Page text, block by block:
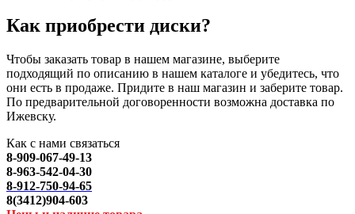
Как приобрести диски?
Чтобы заказать товар в нашем магазине, выберите
подходящий по описанию в нашем каталоге и убедитесь, что
они есть в продаже. Придите в наш магазин и заберите товар.
По предварительной договоренности возможна доставка по
Ижевску.
Как с нами связаться
8-909-067-49-13
8-963-542-04-30
8-912-750-94-65
8(3412)904-603